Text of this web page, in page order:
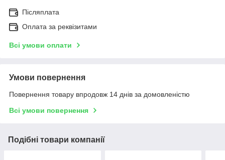
Післяплата
Оплата за реквізитами
Всі умови оплати
Умови повернення
Повернення товару впродовж 14 днів за домовленістю
Всі умови повернення
Подібні товари компанії